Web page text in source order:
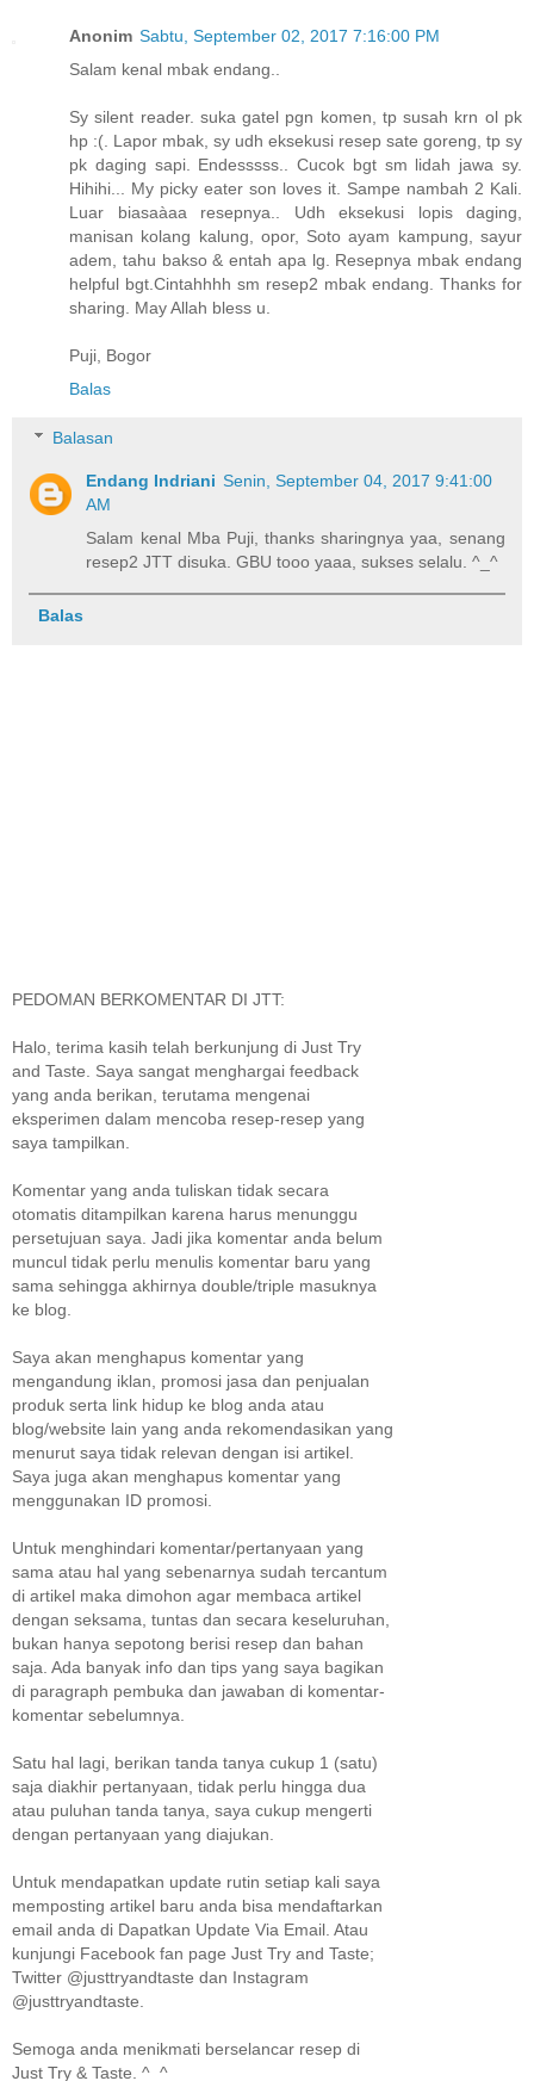
Anonim Sabtu, September 02, 2017 7:16:00 PM
Salam kenal mbak endang..
Sy silent reader. suka gatel pgn komen, tp susah krn ol pk
hp :(. Lapor mbak, sy udh eksekusi resep sate goreng, tp sy
pk daging sapi. Endesssss.. Cucok bgt sm lidah jawa sy.
Hihihi... My picky eater son loves it. Sampe nambah 2 Kali.
Luar biasaàaa resepnya.. Udh eksekusi lopis daging,
manisan kolang kalung, opor, Soto ayam kampung, sayur
adem, tahu bakso & entah apa lg. Resepnya mbak endang
helpful bgt.Cintahhhh sm resep2 mbak endang. Thanks for
sharing. May Allah bless u.
Puji, Bogor
Balas
Balasan
Endang Indriani Senin, September 04, 2017 9:41:00
AM
Salam kenal Mba Puji, thanks sharingnya yaa, senang
resep2 JTT disuka. GBU tooo yaaa, sukses selalu. ^_^
Balas
PEDOMAN BERKOMENTAR DI JTT:
Halo, terima kasih telah berkunjung di Just Try
and Taste. Saya sangat menghargai feedback
yang anda berikan, terutama mengenai
eksperimen dalam mencoba resep-resep yang
saya tampilkan.
Komentar yang anda tuliskan tidak secara
otomatis ditampilkan karena harus menunggu
persetujuan saya. Jadi jika komentar anda belum
muncul tidak perlu menulis komentar baru yang
sama sehingga akhirnya double/triple masuknya
ke blog.
Saya akan menghapus komentar yang
mengandung iklan, promosi jasa dan penjualan
produk serta link hidup ke blog anda atau
blog/website lain yang anda rekomendasikan yang
menurut saya tidak relevan dengan isi artikel.
Saya juga akan menghapus komentar yang
menggunakan ID promosi.
Untuk menghindari komentar/pertanyaan yang
sama atau hal yang sebenarnya sudah tercantum
di artikel maka dimohon agar membaca artikel
dengan seksama, tuntas dan secara keseluruhan,
bukan hanya sepotong berisi resep dan bahan
saja. Ada banyak info dan tips yang saya bagikan
di paragraph pembuka dan jawaban di komentar-
komentar sebelumnya.
Satu hal lagi, berikan tanda tanya cukup 1 (satu)
saja diakhir pertanyaan, tidak perlu hingga dua
atau puluhan tanda tanya, saya cukup mengerti
dengan pertanyaan yang diajukan.
Untuk mendapatkan update rutin setiap kali saya
memposting artikel baru anda bisa mendaftarkan
email anda di Dapatkan Update Via Email. Atau
kunjungi Facebook fan page Just Try and Taste;
Twitter @justtryandtaste dan Instagram
@justtryandtaste.
Semoga anda menikmati berselancar resep di
Just Try & Taste. ^_^